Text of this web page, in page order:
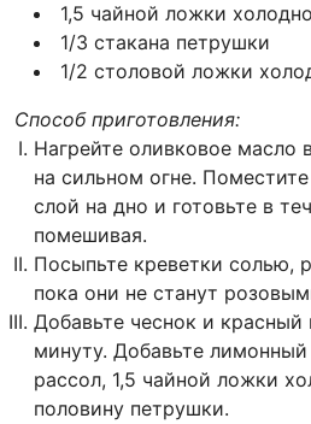
1,5 чайной ложки
1/3 стакана петрушки
1/2 столовой ложки
Способ приготовления:
Нагрейте оливковое масло
на сильном огне.
слой на дно и готовьте в
помешивая.
Посыпьте креветки солью,
пока они не станут
Добавьте чеснок и красный
минуту. Добавьте
рассол, 1,5 чайной ложки
половину петрушки.